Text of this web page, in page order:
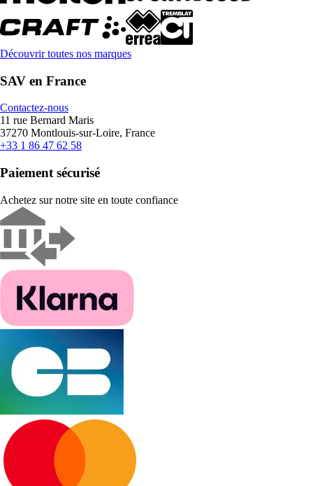
Découvrir toutes nos marques
SAV en France
Contactez-nous
11 rue Bernard Maris
37270 Montlouis-sur-Loire, France
+33 1 86 47 62 58
Paiement sécurisé
Achetez sur notre site en toute confiance